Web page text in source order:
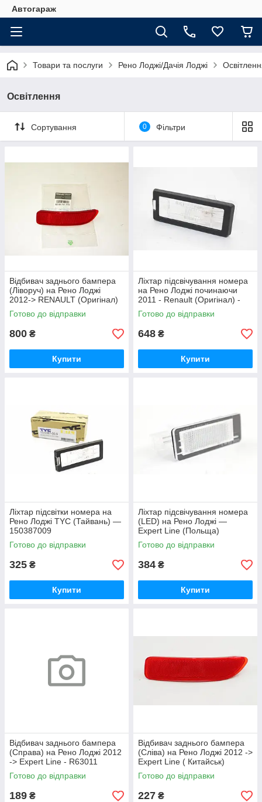
Автогараж
Товари та послуги Рено Лоджі/Дачія Лоджі
Освітлення
Сортування 0 Фільтри
Відбивач заднього бампера
(Ліворуч) на Рено Лоджі
2012-> RENAULT (Оригінал)
8200751779
Готово до відправки
800 ₴
Купити
Ліхтар підсвічування номера
на Рено Лоджі починаючи
2011 - Renault (Оригінал) -
8200013577
Готово до відправки
648 ₴
Купити
Ліхтар підсвітки номера на
Рено Лоджі TYC (Тайвань) —
150387009
Готово до відправки
325 ₴
Купити
Ліхтар підсвічування номера
(LED) на Рено Лоджі —
Expert Line (Польща)
LPL0220
Готово до відправки
384 ₴
Купити
Відбивач заднього бампера
(Справа) на Рено Лоджі 2012
-> Expert Line - R63011
Готово до відправки
189 ₴
Відбивач заднього бампера
(Сліва) на Рено Лоджі 2012 ->
Expert Line ( Китайськ)
R63012
Готово до відправки
227 ₴